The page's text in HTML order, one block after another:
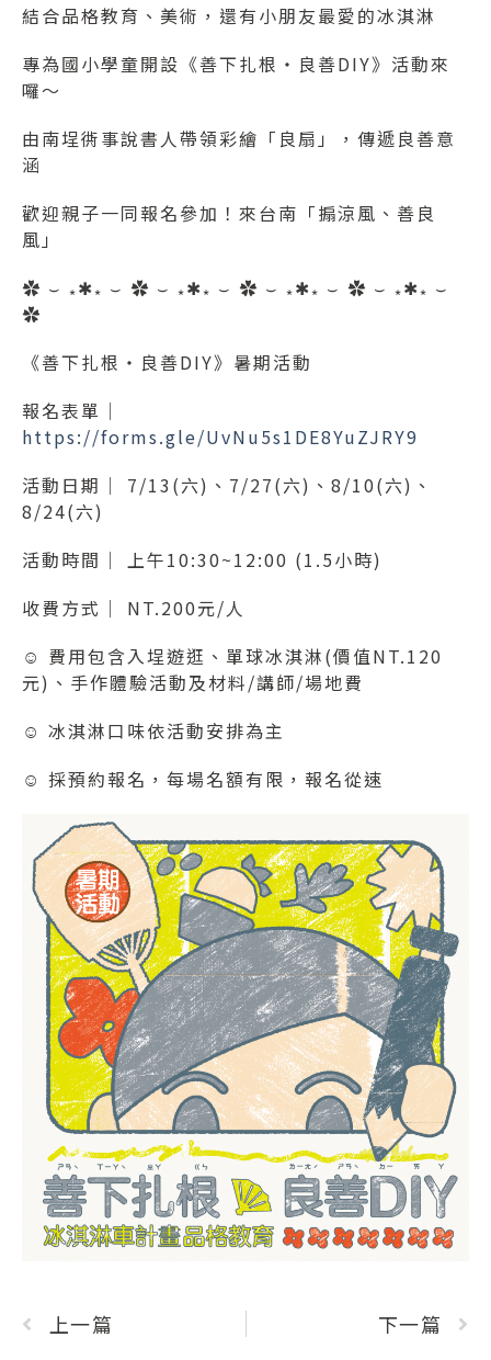
結合品格教育、美術，還有小朋友最愛的冰淇淋
專為國小學童開設《善下扎根 ‧ 良善DIY》活動來
囉～
由南埕衖事說書人帶領彩繪「良扇」，傳遞良善意
涵
歡迎親子一同報名參加！來台南「搧涼風、善良
風」
✿ ⌣ ⁎✱⁎ ⌣ ✿ ⌣ ⁎✱⁎ ⌣ ✿ ⌣ ⁎✱⁎ ⌣ ✿ ⌣ ⁎✱⁎ ⌣
✿
《善下扎根 ‧ 良善DIY》暑期活動
報名表單 │
https://forms.gle/UvNu5s1DE8YuZJRY9
活動日期 │ 7/13(六) 、 7/27(六) 、 8/10(六) 、
8/24(六)
活動時間 │ 上午10:30~12:00 (1.5小時)
收費方式 │ NT.200元/ 人
☺ 費用包含入埕遊逛、單球冰淇淋(價值NT.120
元) 、手作體驗活動及材料/講師/場地費
☺ 冰淇淋口味依活動安排為主
☺ 採預約報名，每場名額有限，報名從速
上一篇 下一篇